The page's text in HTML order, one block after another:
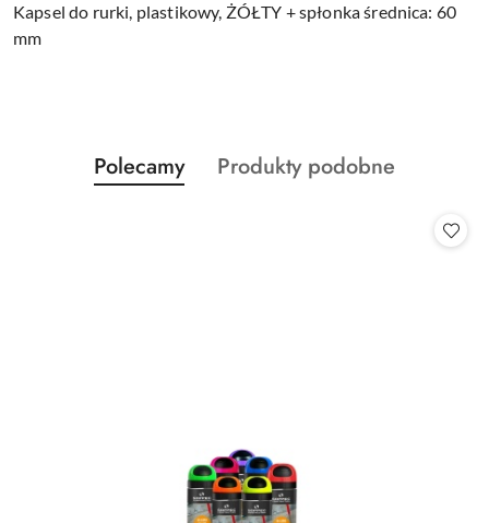
Kapsel do rurki, plastikowy, ŻÓŁTY + spłonka średnica: 60
mm
Pomiń karuzelę produktów
Produkty
o
Polecamy
Produkty
Produkty podobne